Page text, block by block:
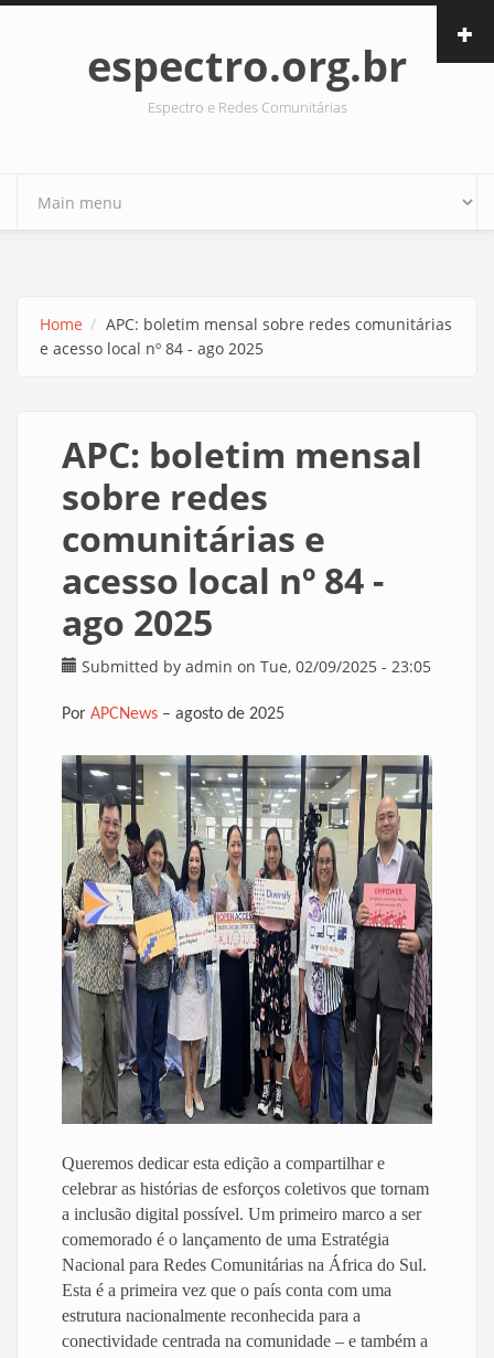
Skip to main content
espectro.org.br
Espectro e Redes Comunitárias
Home
APC: boletim mensal sobre redes comunitárias
e acesso local nº 84 - ago 2025
APC: boletim mensal
sobre redes
comunitárias e
acesso local nº 84 -
ago 2025
Submitted by admin on Tue, 02/09/2025 - 23:05
Por APCNews – agosto de 2025
Queremos dedicar esta edição a compartilhar e
celebrar as histórias de esforços coletivos que tornam
a inclusão digital possível. Um primeiro marco a ser
comemorado é o lançamento de uma Estratégia
Nacional para Redes Comunitárias na África do Sul.
Esta é a primeira vez que o país conta com uma
estrutura nacionalmente reconhecida para a
conectividade centrada na comunidade – e também a